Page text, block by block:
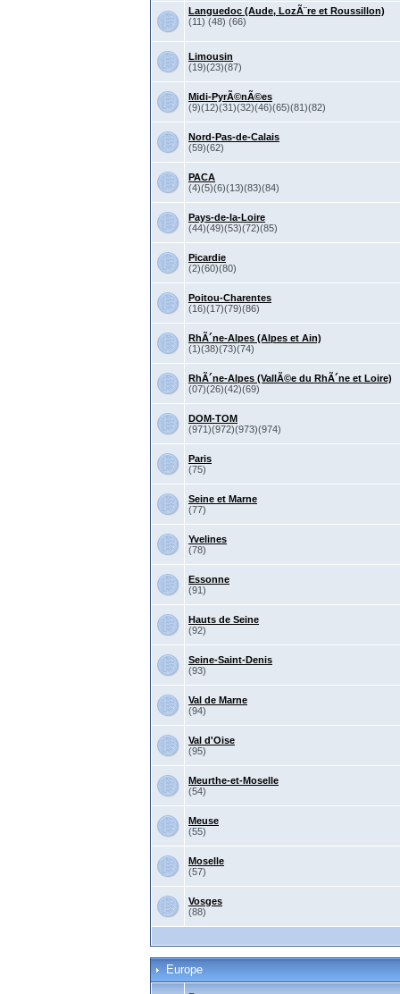
Languedoc (Aude, LozÃ¨re et Roussillon)
(11) (48) (66)
Limousin
(19)(23)(87)
Midi-PyrÃ©nÃ©es
(9)(12)(31)(32)(46)(65)(81)(82)
Nord-Pas-de-Calais
(59)(62)
PACA
(4)(5)(6)(13)(83)(84)
Pays-de-la-Loire
(44)(49)(53)(72)(85)
Picardie
(2)(60)(80)
Poitou-Charentes
(16)(17)(79)(86)
RhÃ´ne-Alpes (Alpes et Ain)
(1)(38)(73)(74)
RhÃ´ne-Alpes (VallÃ©e du RhÃ´ne et Loire)
(07)(26)(42)(69)
DOM-TOM
(971)(972)(973)(974)
Paris
(75)
Seine et Marne
(77)
Yvelines
(78)
Essonne
(91)
Hauts de Seine
(92)
Seine-Saint-Denis
(93)
Val de Marne
(94)
Val d'Oise
(95)
Meurthe-et-Moselle
(54)
Meuse
(55)
Moselle
(57)
Vosges
(88)
Europe